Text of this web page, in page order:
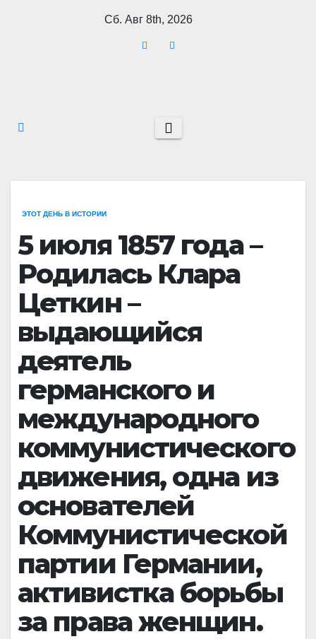
Сб. Авг 8th, 2026
ЭТОТ ДЕНЬ В ИСТОРИИ
5 июля 1857 года –
Родилась Клара
Цеткин –
выдающийся
деятель
германского и
международного
коммунистического
движения, одна из
основателей
Коммунистической
партии Германии,
активистка борьбы
за права женщин.